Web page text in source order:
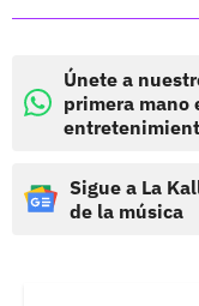
Únete a
primera mano
Sigue a La
de la música